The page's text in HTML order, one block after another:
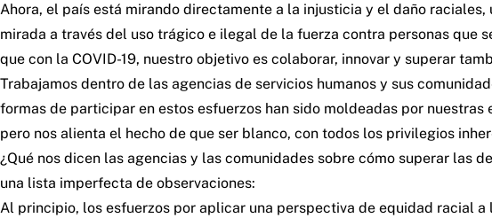
Ahora, el país está mirando directamente a la injusticia y el daño
mirada a través del uso trágico e ilegal de la fuerza contra personas que
que con la COVID-19, nuestro objetivo es colaborar, innovar y superar
Trabajamos dentro de las agencias de servicios humanos y sus
formas de participar en estos esfuerzos han sido moldeadas por
pero nos alienta el hecho de que ser blanco, con todos los privilegios
¿Qué nos dicen las agencias y las comunidades sobre cómo superar las
una lista imperfecta de observaciones:
Al principio, los esfuerzos por aplicar una perspectiva de equidad racial